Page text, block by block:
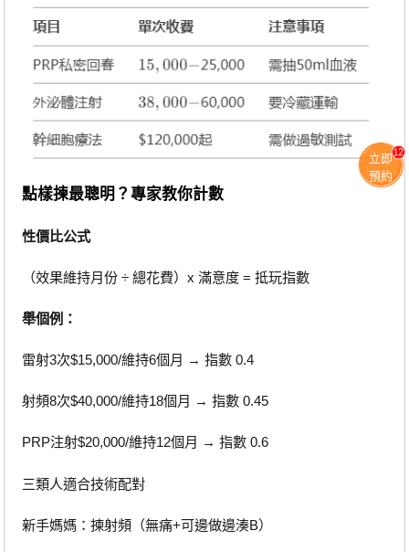
點樣揀最聰明？專家教你計數
性價比公式
（效果維持月份 ÷ 總花費）x 滿意度 = 抵玩指數
舉個例：
雷射3次$15,000/維持6個月 → 指數 0.4
射頻8次$40,000/維持18個月 → 指數 0.45
PRP注射$20,000/維持12個月 → 指數 0.6
三類人適合技術配對
新手媽媽：揀射頻（無痛+可邊做邊湊B）
立即
預約
12